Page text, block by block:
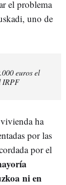
el problema
uno de
euros el
IRPF
ha
por las
por el
ni en